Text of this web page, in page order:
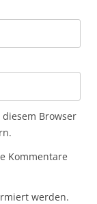
Browser
Kommentare
werden.